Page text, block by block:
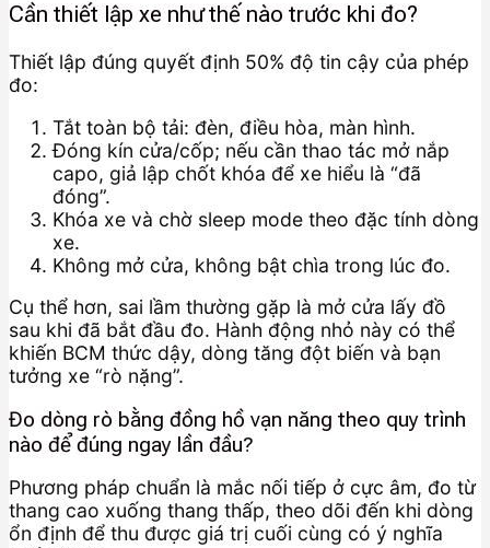
Cần thiết lập xe như thế nào trước khi đo?
Thiết lập đúng quyết định 50% độ tin cậy của phép
đo:
Tắt toàn bộ tải: đèn, điều hòa, màn hình.
Đóng kín cửa/cốp; nếu cần thao tác mở nắp
capo, giả lập chốt khóa để xe hiểu là “đã
đóng”.
Khóa xe và chờ sleep mode theo đặc tính dòng
xe.
Không mở cửa, không bật chìa trong lúc đo.
Cụ thể hơn, sai lầm thường gặp là mở cửa lấy đồ
sau khi đã bắt đầu đo. Hành động nhỏ này có thể
khiến BCM thức dậy, dòng tăng đột biến và bạn
tưởng xe “rò nặng”.
Đo dòng rò bằng đồng hồ vạn năng theo quy trình
nào để đúng ngay lần đầu?
Phương pháp chuẩn là mắc nối tiếp ở cực âm, đo từ
thang cao xuống thang thấp, theo dõi đến khi dòng
ổn định để thu được giá trị cuối cùng có ý nghĩa